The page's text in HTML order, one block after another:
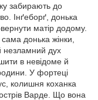
забирають до
Інґеборґ, донька
матір додому.
донька жінки,
незламний дух
в невідоме й
У фортеці
колишня коханка
Варде. Що вона